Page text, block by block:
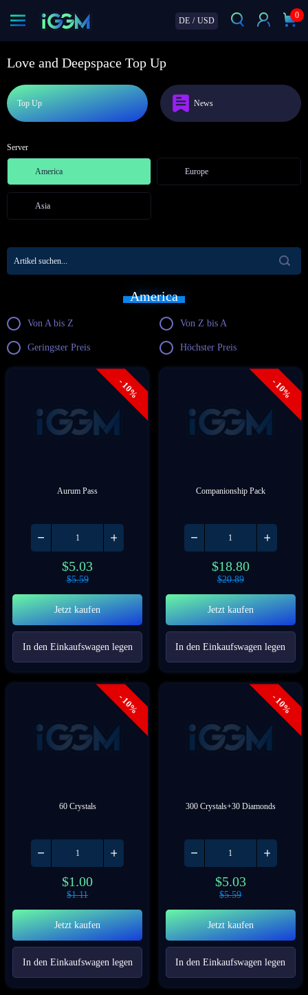
DE / USD
0
Love and Deepspace Top Up
Top Up News
Server
America Europe
Asia
America
Von A bis Z Von Z bis A
Geringster Preis Höchster Preis
- 10%
Aurum Pass
$5.03
$5.59
Jetzt kaufen
In den Einkaufswagen legen
- 10%
Companionship Pack
$18.80
$20.89
Jetzt kaufen
In den Einkaufswagen legen
- 10%
60 Crystals
$1.00
$1.11
Jetzt kaufen
In den Einkaufswagen legen
- 10%
300 Crystals+30 Diamonds
$5.03
$5.59
Jetzt kaufen
In den Einkaufswagen legen